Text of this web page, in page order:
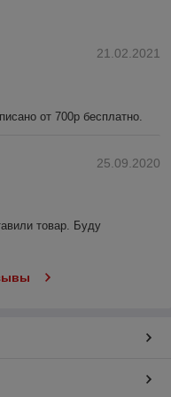
21.02.2021
от 700р бесплатно.
25.09.2020
товар. Буду